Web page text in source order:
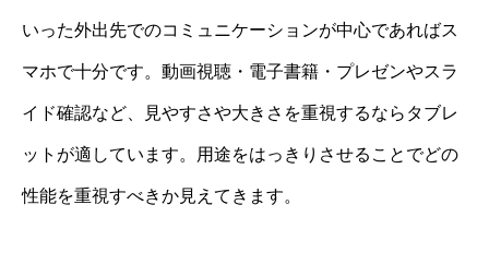
いった外出先でのコミュニケーションが中心であればス
マホで十分です。動画視聴・電子書籍・プレゼンやスラ
イド確認など、見やすさや大きさを重視するならタブレ
ットが適しています。用途をはっきりさせることでどの
性能を重視すべきか見えてきます。